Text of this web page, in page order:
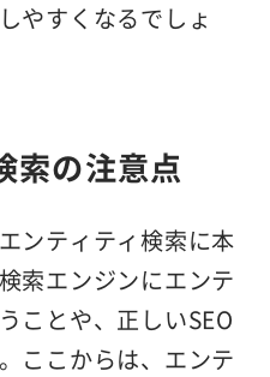
やすくなるでしょ
索の注意点
ンティティ検索に本
索エンジンにエンテ
ことや、正しいSEO
ここからは、エンテ